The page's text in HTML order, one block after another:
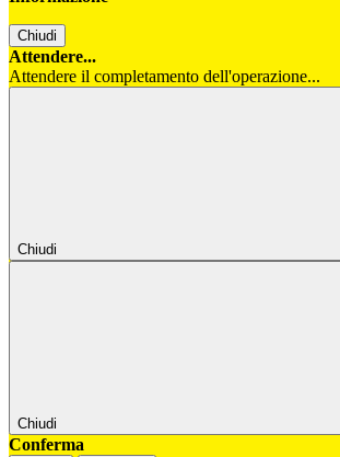
Chiudi
Attendere...
Attendere il completamento dell'operazione...
Chiudi
Chiudi
Conferma